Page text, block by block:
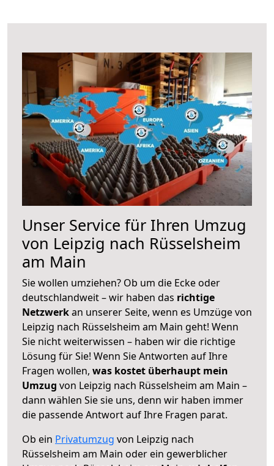
Unser Service für Ihren Umzug
von Leipzig nach Rüsselsheim
am Main
Sie wollen umziehen? Ob um die Ecke oder
deutschlandweit – wir haben das richtige
Netzwerkan unserer Seite, wenn es Umzüge von
Leipzig nach Rüsselsheim am Main geht! Wenn
Sie nicht weiterwissen – haben wir die richtige
Lösung für Sie! Wenn Sie Antworten auf Ihre
Fragen wollen, was kostet überhaupt mein
Umzug von Leipzig nach Rüsselsheim am Main –
dann wählen Sie sie uns, denn wir haben immer
die passende Antwort auf Ihre Fragen parat.
Ob ein Privatumzug von Leipzig nach
Rüsselsheim am Main oder ein gewerblicher